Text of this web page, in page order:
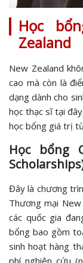
Học
Zealand
New Zealand
cao mà còn là
dạng dành cho
học thạc sĩ tại
học bổng giá trị
Học bổng
Đây là chương
Thương mại
các quốc gia
bổng bao gồm
sinh hoạt hàng
phí nghiên cứu